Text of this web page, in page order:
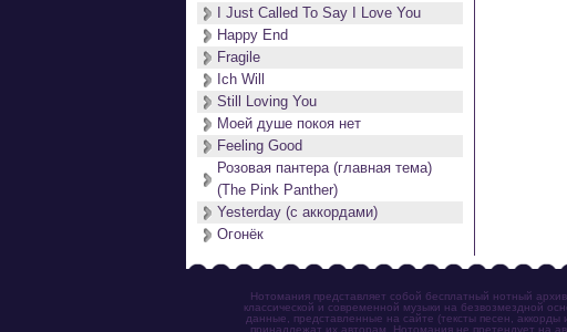
I Just Called To Say I Love You
Happy End
Fragile
Ich Will
Still Loving You
Моей душе покоя нет
Feeling Good
Розовая пантера (главная тема)
(The Pink Panther)
Yesterday (с аккордами)
Огонёк
Нотомания представляет собой бесплатный нотный
классической и современной музыки на безвозмездной
данные, представленные на сайте (тексты песен,
принадлежат их авторам. Нотомания не претендует на